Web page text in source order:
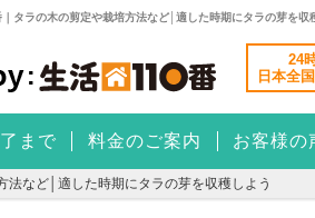
タラの木の剪定や栽培方法など│適した時期にタラの芽を収
24
日本全国
まで 料金のご案内 お客様の
法など│適した時期にタラの芽を収穫しよう